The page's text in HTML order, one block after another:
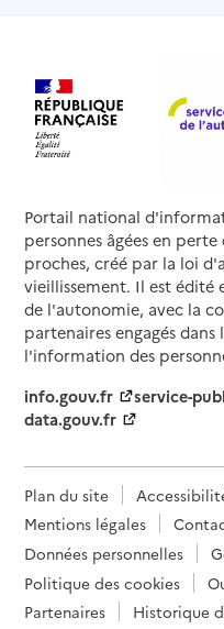
Portail national
personnes âgées en
proches, créé par la loi
vieillissement. Il est édité
de l'autonomie, avec la
partenaires engagés
l'information des
info.gouv.fr
service-
data.gouv.fr
Plan du site
Mentions légales
Données personnelles
Politique des cookies
Partenaires
Historique